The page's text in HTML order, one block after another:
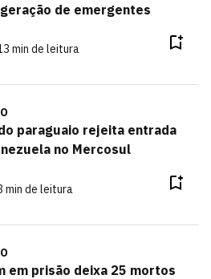
de emergentes
min de leitura
paraguaio rejeita entrada
no Mercosul
min de leitura
em prisão deixa 25 mortos